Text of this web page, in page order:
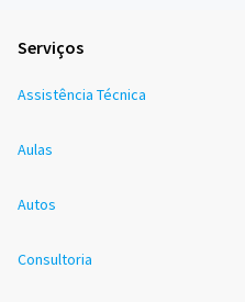
Serviços
Assistência Técnica
Aulas
Autos
Consultoria